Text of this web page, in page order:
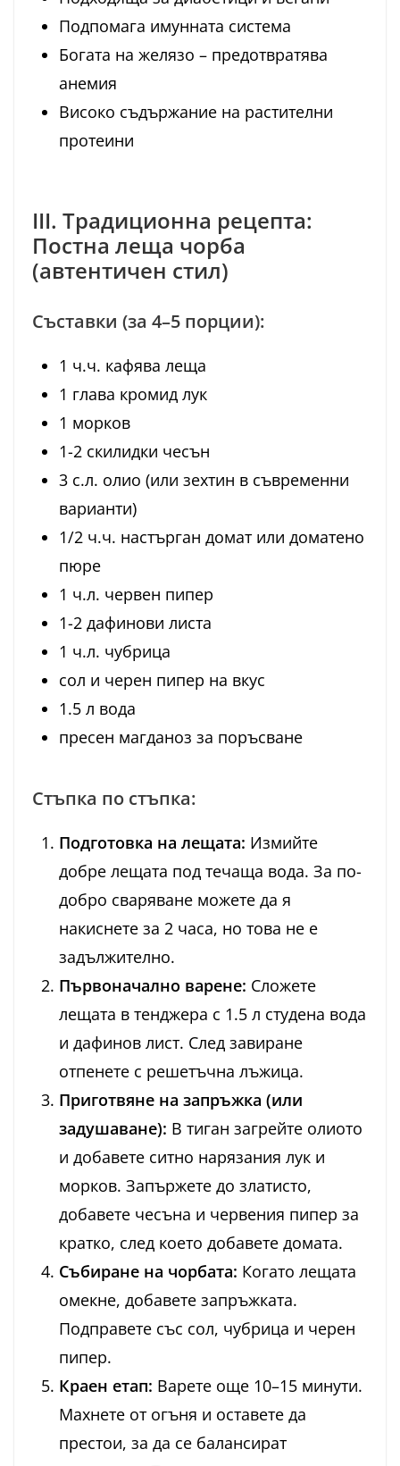
Подпомага имунната система
Богата на желязо – предотвратява
анемия
Високо съдържание на растителни
протеини
III. Традиционна рецепта:
Постна леща чорба
(автентичен стил)
Съставки (за 4–5 порции):
1 ч.ч. кафява леща
1 глава кромид лук
1 морков
1-2 скилидки чесън
3 с.л. олио (или зехтин в съвременни
варианти)
1/2 ч.ч. настърган домат или доматено
пюре
1 ч.л. червен пипер
1-2 дафинови листа
1 ч.л. чубрица
сол и черен пипер на вкус
1.5 л вода
пресен магданоз за поръсване
Стъпка по стъпка:
Подготовка на лещата: Измийте
добре лещата под течаща вода. За по-
добро сваряване можете да я
накиснете за 2 часа, но това не е
задължително.
Първоначално варене: Сложете
лещата в тенджера с 1.5 л студена вода
и дафинов лист. След завиране
отпенете с решетъчна лъжица.
Приготвяне на запръжка (или
задушаване): В тиган загрейте олиото
и добавете ситно нарязания лук и
морков. Запържете до златисто,
добавете чесъна и червения пипер за
кратко, след което добавете домата.
Събиране на чорбата: Когато лещата
омекне, добавете запръжката.
Подправете със сол, чубрица и черен
пипер.
Краен етап: Варете още 10–15 минути.
Махнете от огъня и оставете да
престои, за да се балансират